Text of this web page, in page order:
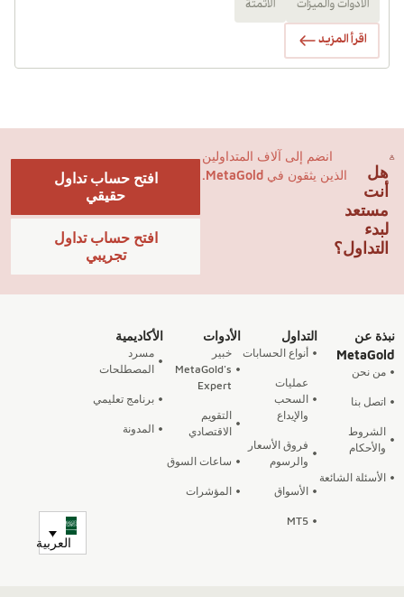
الأدوات والميزات الأتمتة
اقرأ المزيد
هل
أنت
مستعد
لبدء
التداول؟
انضم إلى آلاف المتداولين
الذين يثقون في MetaGold.
افتح حساب تداول
حقيقي
افتح حساب تداول
تجريبي
نبذة عن
MetaGold
من نحن
اتصل بنا
الشروط
والأحكام
الأسئلة الشائعة
التداول
أنواع الحسابات
عمليات
السحب
والإيداع
فروق الأسعار
والرسوم
الأسواق
MT5
الأدوات
خبير
MetaGold's
Expert
التقويم
الاقتصادي
ساعات السوق
المؤشرات
الأكاديمية
مسرد
المصطلحات
برنامج تعليمي
المدونة
العربية